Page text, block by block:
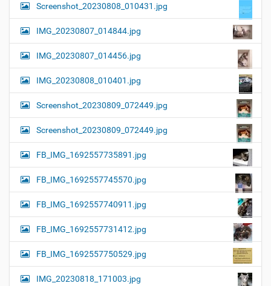
Screenshot_20230808_010431.jpg
IMG_20230807_014844.jpg
IMG_20230807_014456.jpg
IMG_20230808_010401.jpg
Screenshot_20230809_072449.jpg
Screenshot_20230809_072449.jpg
FB_IMG_1692557735891.jpg
FB_IMG_1692557745570.jpg
FB_IMG_1692557740911.jpg
FB_IMG_1692557731412.jpg
FB_IMG_1692557750529.jpg
IMG_20230818_171003.jpg